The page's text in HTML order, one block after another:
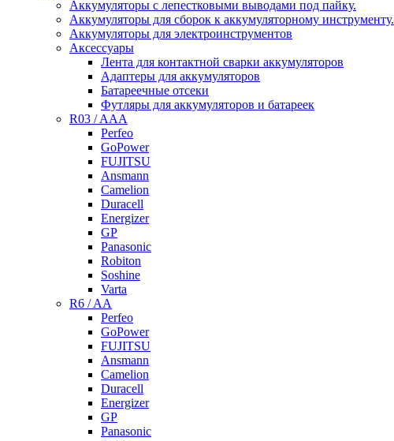
Аккумуляторы с лепестковыми выводами под пайку.
Аккумуляторы для сборок к аккумуляторному инструменту.
Аккумуляторы для электроинструментов
Аксессуары
Лента для контактной сварки аккумуляторов
Адаптеры для аккумуляторов
Батареечные отсеки
Футляры для аккумуляторов и батареек
R03 / AAA
Perfeo
GoPower
FUJITSU
Ansmann
Camelion
Duracell
Energizer
GP
Panasonic
Robiton
Soshine
Varta
R6 / AA
Perfeo
GoPower
FUJITSU
Ansmann
Camelion
Duracell
Energizer
GP
Panasonic